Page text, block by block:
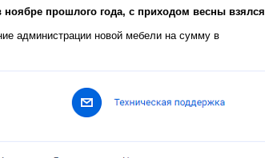
прошлого года, с приходом весны взялся
администрации новой мебели на сумму в